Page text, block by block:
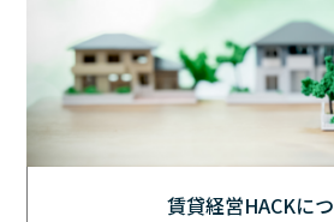
賃貸経営HACKに